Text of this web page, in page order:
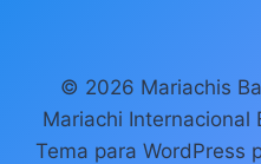
© 2026 Mariachis
Mariachi Internacional
Tema para WordPress